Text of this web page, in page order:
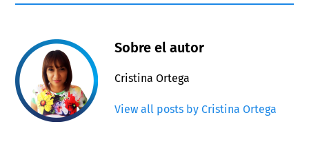
Sobre el autor
Cristina Ortega
View all posts by Cristina Ortega